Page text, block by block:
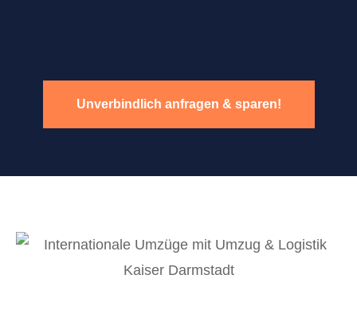
Unverbindlich anfragen & sparen!